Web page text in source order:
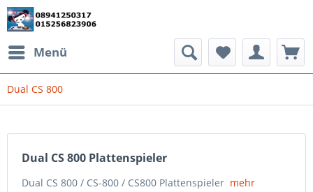
Menü
Dual CS 800
Dual CS 800 Plattenspieler
Dual CS 800 / CS-800 / CS800 Plattenspieler mehr